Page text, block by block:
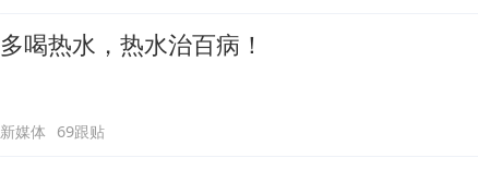
多喝热水，热水治百病！
新媒体 69跟贴